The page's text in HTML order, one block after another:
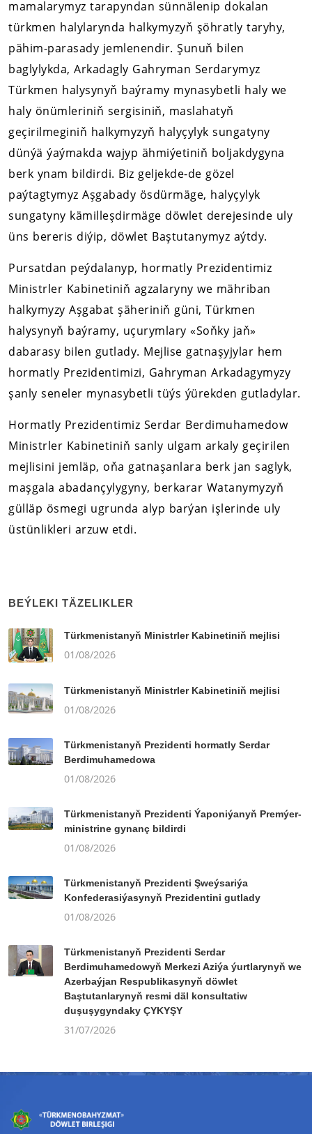
mamalarymyz tarapyndan sünnälenip dokalan
türkmen halylarynda halkymyzyň şöhratly taryhy,
pähim-parasady jemlenendir. Şunuň bilen
baglylykda, Arkadagly Gahryman Serdarymyz
Türkmen halysynyň baýramy mynasybetli haly we
haly önümleriniň sergisiniň, maslahatyň
geçirilmeginiň halkymyzyň halyçylyk sungatyny
dünýä ýaýmakda wajyp ähmiýetiniň boljakdygyna
berk ynam bildirdi. Biz geljekde-de gözel
paýtagtymyz Aşgabady ösdürmäge, halyçylyk
sungatyny kämilleşdirmäge döwlet derejesinde uly
üns bereris diýip, döwlet Baştutanymyz aýtdy.
Pursatdan peýdalanyp, hormatly Prezidentimiz
Ministrler Kabinetiniň agzalaryny we mähriban
halkymyzy Aşgabat şäheriniň güni, Türkmen
halysynyň baýramy, uçurymlary «Soňky jaň»
dabarasy bilen gutlady. Mejlise gatnaşyjylar hem
hormatly Prezidentimizi, Gahryman Arkadagymyzy
şanly seneler mynasybetli tüýs ýürekden gutladylar.
Hormatly Prezidentimiz Serdar Berdimuhamedow
Ministrler Kabinetiniň sanly ulgam arkaly geçirilen
mejlisini jemläp, oňa gatnaşanlara berk jan saglyk,
maşgala abadançylygyny, berkarar Watanymyzyň
gülläp ösmegi ugrunda alyp barýan işlerinde uly
üstünlikleri arzuw etdi.
BEÝLEKI TÄZELIKLER
Türkmenistanyň Ministrler Kabinetiniň mejlisi
01/08/2026
Türkmenistanyň Ministrler Kabinetiniň mejlisi
01/08/2026
Türkmenistanyň Prezidenti hormatly Serdar
Berdimuhamedowa
01/08/2026
Türkmenistanyň Prezidenti Ýaponiýanyň Premýer-
ministrine gynanç bildirdi
01/08/2026
Türkmenistanyň Prezidenti Şweýsariýa
Konfederasiýasynyň Prezidentini gutlady
01/08/2026
Türkmenistanyň Prezidenti Serdar
Berdimuhamedowyň Merkezi Aziýa ýurtlarynyň we
Azerbaýjan Respublikasynyň döwlet
Baştutanlarynyň resmi däl konsultatiw
duşuşygyndaky ÇYKYŞY
31/07/2026